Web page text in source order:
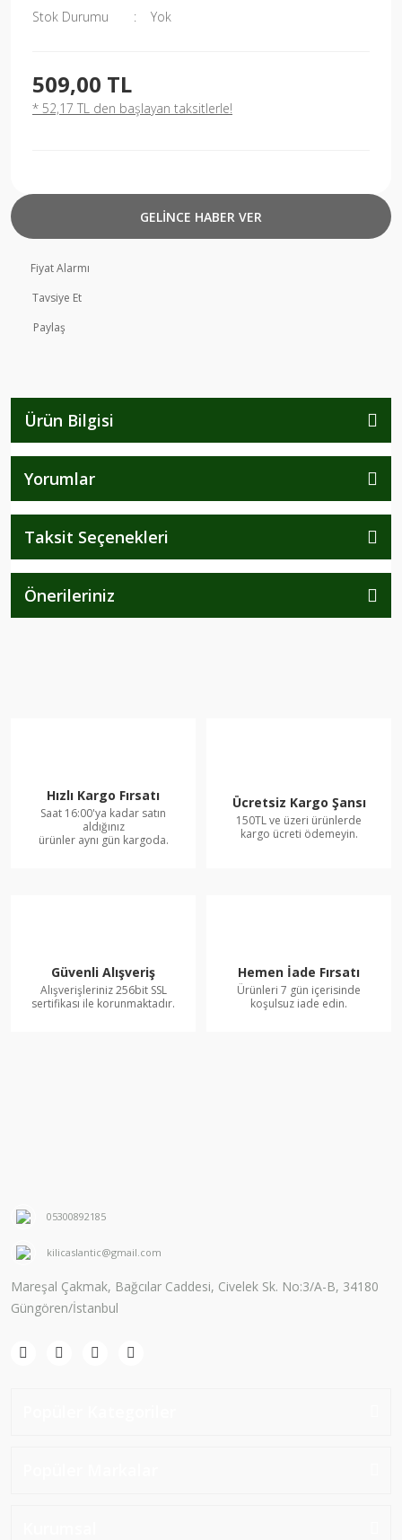
Stok Durumu
Yok
509,00 TL
* 52,17 TL den başlayan taksitlerle!
GELİNCE HABER VER
Fiyat Alarmı
Tavsiye Et
Paylaş
Ürün Bilgisi
Yorumlar
Taksit Seçenekleri
Önerileriniz
Hızlı Kargo Fırsatı
Saat 16:00'ya kadar satın
aldığınız
ürünler aynı gün kargoda.
Ücretsiz Kargo Şansı
150TL ve üzeri ürünlerde
kargo ücreti ödemeyin.
Güvenli Alışveriş
Alışverişleriniz 256bit SSL
sertifikası ile korunmaktadır.
Hemen İade Fırsatı
Ürünleri 7 gün içerisinde
koşulsuz iade edin.
05300892185
kilicaslantic@gmail.com
Mareşal Çakmak, Bağcılar Caddesi, Civelek Sk. No:3/A-B, 34180
Güngören/İstanbul